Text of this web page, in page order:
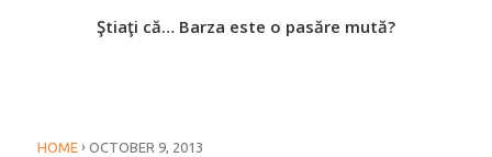
Ştiaţi că… Barza este o pasăre mută?
HOME › OCTOBER 9, 2013